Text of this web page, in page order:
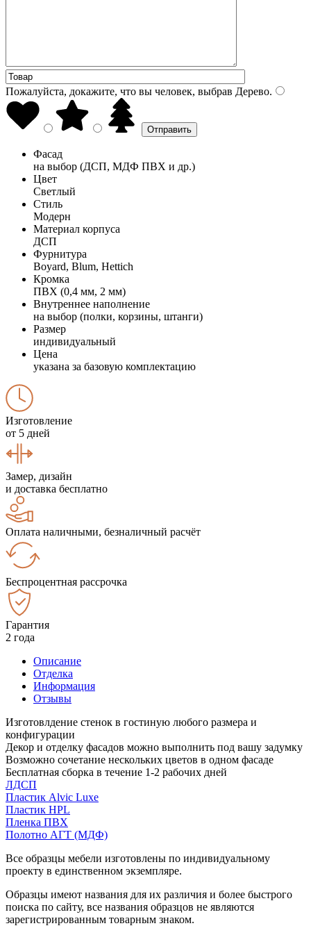
Пожалуйста, докажите, что вы человек, выбрав Дерево.
Фасад
на выбор (ДСП, МДФ ПВХ и др.)
Цвет
Светлый
Стиль
Модерн
Материал корпуса
ДСП
Фурнитура
Boyard, Blum, Hettich
Кромка
ПВХ (0,4 мм, 2 мм)
Внутреннее наполнение
на выбор (полки, корзины, штанги)
Размер
индивидуальный
Цена
указана за базовую комплектацию
Изготовление
от 5 дней
Замер, дизайн
и доставка бесплатно
Оплата наличными, безналичный расчёт
Беспроцентная рассрочка
Гарантия
2 года
Описание
Отделка
Информация
Отзывы
Изготовлдение стенок в гостиную любого размера и
конфигурации
Декор и отделку фасадов можно выполнить под вашу задумку
Возможно сочетание нескольких цветов в одном фасаде
Бесплатная сборка в течение 1-2 рабочих дней
ЛДСП
Пластик Alvic Luxe
Пластик HPL
Пленка ПВХ
Полотно АГТ (МДФ)
Все образцы мебели изготовлены по индивидуальному
проекту в единственном экземпляре.
Образцы имеют названия для их различия и более быстрого
поиска по сайту, все названия образцов не являются
зарегистрированным товарным знаком.